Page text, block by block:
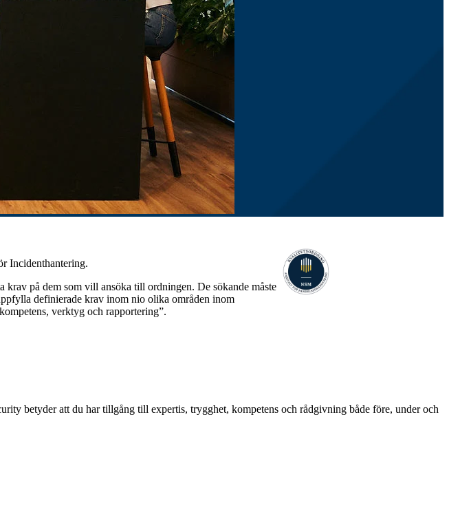
Incidenthantering.
på dem som vill ansöka till ordningen. De sökande måste
definierade krav inom nio olika områden inom
verktyg och rapportering”.
betyder att du har tillgång till expertis, trygghet, kompetens och rådgivning både före, under och